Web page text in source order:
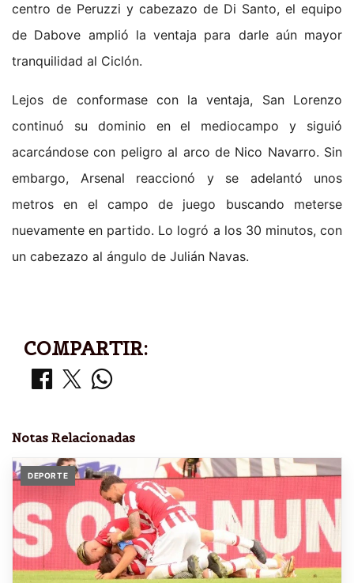
centro de Peruzzi y cabezazo de Di Santo, el equipo
de Dabove amplió la ventaja para darle aún mayor
tranquilidad al Ciclón.
Lejos de conformase con la ventaja, San Lorenzo
continuó su dominio en el mediocampo y siguió
acarcándose con peligro al arco de Nico Navarro. Sin
embargo, Arsenal reaccionó y se adelantó unos
metros en el campo de juego buscando meterse
nuevamente en partido. Lo logró a los 30 minutos, con
un cabezazo al ángulo de Julián Navas.
COMPARTIR:
Notas Relacionadas
DEPORTE